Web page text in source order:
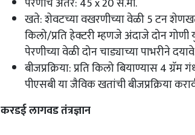
खते: शेवटच्या वखरणीच्या वेळी 5 टन
किलो/प्रति हेक्टरी म्हणजे अंदाजे दोन
पेरणीच्या वेळी दोन चाड्याच्या पाभरीने
बीजप्रक्रिया: प्रति किलो बियाण्यास 4
पीएसबी या जैविक खतांची बीजप्रक्रिया
करडई लागवड तंत्रज्ञान